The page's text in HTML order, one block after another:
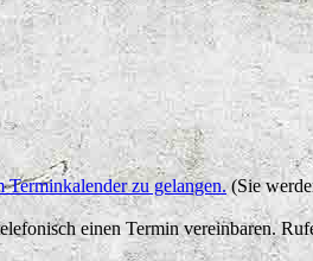
zu gelangen.(Sie
einen Termin vereinbaren.